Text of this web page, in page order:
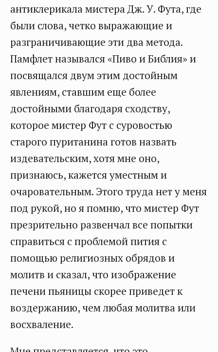
антиклерикала мистера Дж. У. Фута, где
были слова, четко выражающие и
разграничивающие эти два метода.
Памфлет назывался «Пиво и Библия» и
посвящался двум этим достойным
явлениям, ставшим еще более
достойными благодаря сходству,
которое мистер Фут с суровостью
старого пуританина готов назвать
издевательским, хотя мне оно,
признаюсь, кажется уместным и
очаровательным. Этого труда нет у меня
под рукой, но я помню, что мистер Фут
презрительно развенчал все попытки
справиться с проблемой пития с
помощью религиозных обрядов и
молитв и сказал, что изображение
печени пьяницы скорее приведет к
воздержанию, чем любая молитва или
восхваление.